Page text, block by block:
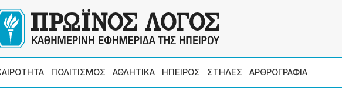
ΠΟΛΙΤΙΣΜΟΣ ΑΘΛΗΤΙΚΑ ΗΠΕΙΡΟΣ ΣΤΗΛΕΣ ΑΡΘΡΟΓΡΑΦΙΑ